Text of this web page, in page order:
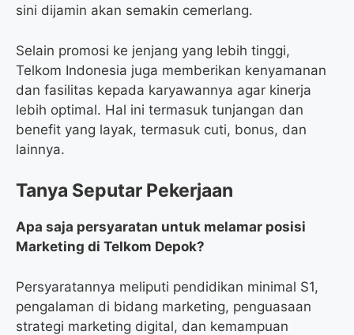
sini dijamin akan semakin cemerlang.
Selain promosi ke jenjang yang lebih tinggi,
Telkom Indonesia juga memberikan kenyamanan
dan fasilitas kepada karyawannya agar kinerja
lebih optimal. Hal ini termasuk tunjangan dan
benefit yang layak, termasuk cuti, bonus, dan
lainnya.
Tanya Seputar Pekerjaan
Apa saja persyaratan untuk melamar posisi
Marketing di Telkom Depok?
Persyaratannya meliputi pendidikan minimal S1,
pengalaman di bidang marketing, penguasaan
strategi marketing digital, dan kemampuan